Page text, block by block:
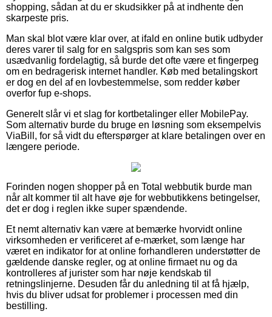
shopping, sådan at du er skudsikker på at indhente den
skarpeste pris.
Man skal blot være klar over, at ifald en online butik udbyder
deres varer til salg for en salgspris som kan ses som
usædvanlig fordelagtig, så burde det ofte være et fingerpeg
om en bedragerisk internet handler. Køb med betalingskort
er dog en del af en lovbestemmelse, som redder køber
overfor fup e-shops.
Generelt slår vi et slag for kortbetalinger eller MobilePay.
Som alternativ burde du bruge en løsning som eksempelvis
ViaBill, for så vidt du efterspørger at klare betalingen over en
længere periode.
Forinden nogen shopper på en Total webbutik burde man
når alt kommer til alt have øje for webbutikkens betingelser,
det er dog i reglen ikke super spændende.
Et nemt alternativ kan være at bemærke hvorvidt online
virksomheden er verificeret af e-mærket, som længe har
været en indikator for at online forhandleren understøtter de
gældende danske regler, og at online firmaet nu og da
kontrolleres af jurister som har nøje kendskab til
retningslinjerne. Desuden får du anledning til at få hjælp,
hvis du bliver udsat for problemer i processen med din
bestilling.